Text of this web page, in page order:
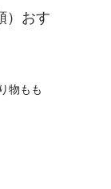
）おす
物もも